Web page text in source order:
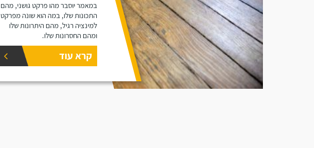
במאמר יוסבר מהו פרקט גושני, מהם
התכונות שלו, במה הוא שונה מפרקט
למינציה רגיל, מהם היתרונות שלו
ומהם החסרונות שלו.
קרא עוד